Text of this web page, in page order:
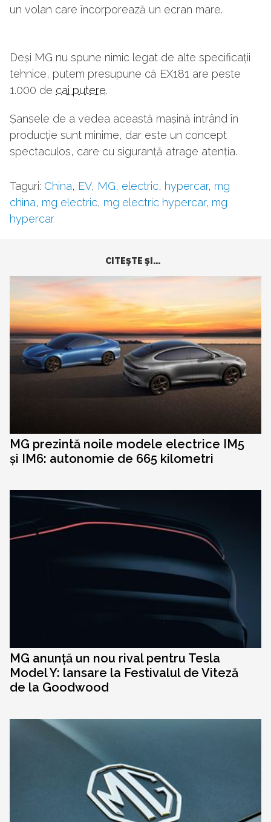
un volan care încorporează un ecran mare.
Deși MG nu spune nimic legat de alte specificații
tehnice, putem presupune că EX181 are peste
1.000 de cai putere.
Șansele de a vedea această mașină intrând în
producție sunt minime, dar este un concept
spectaculos, care cu siguranță atrage atenția.
Taguri: China, EV, MG, electric, hypercar, mg
china, mg electric, mg electric hypercar, mg
hypercar
CITEŞTE ŞI...
MG prezintă noile modele electrice IM5
și IM6: autonomie de 665 kilometri
MG anunță un nou rival pentru Tesla
Model Y: lansare la Festivalul de Viteză
de la Goodwood